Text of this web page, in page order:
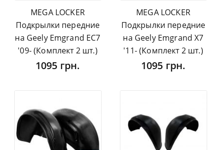
MEGA LOCKER
Подкрылки передние
на Geely Emgrand EC7
'09- (Комплект 2 шт.)
1095 грн.
MEGA LOCKER
Подкрылки передние
на Geely Emgrand X7
'11- (Комплект 2 шт.)
1095 грн.